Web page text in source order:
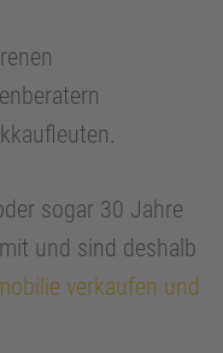
sogar 30 Jahre
und sind deshalb
verkaufen und